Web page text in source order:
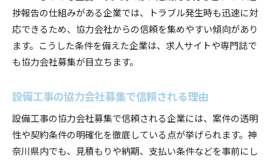
捗報告の仕組みがある企業では、トラブル発生時も迅速に対
応できるため、協力会社からの信頼を集めやすい傾向があり
ます。こうした条件を備えた企業は、求人サイトや専門誌で
も協力会社募集が目立ちます。
設備工事の協力会社募集で信頼される理由
設備工事の協力会社募集で信頼される企業には、案件の透明
性や契約条件の明確化を徹底している点が挙げられます。神
奈川県内でも、見積もりや納期、支払い条件などを事前にし